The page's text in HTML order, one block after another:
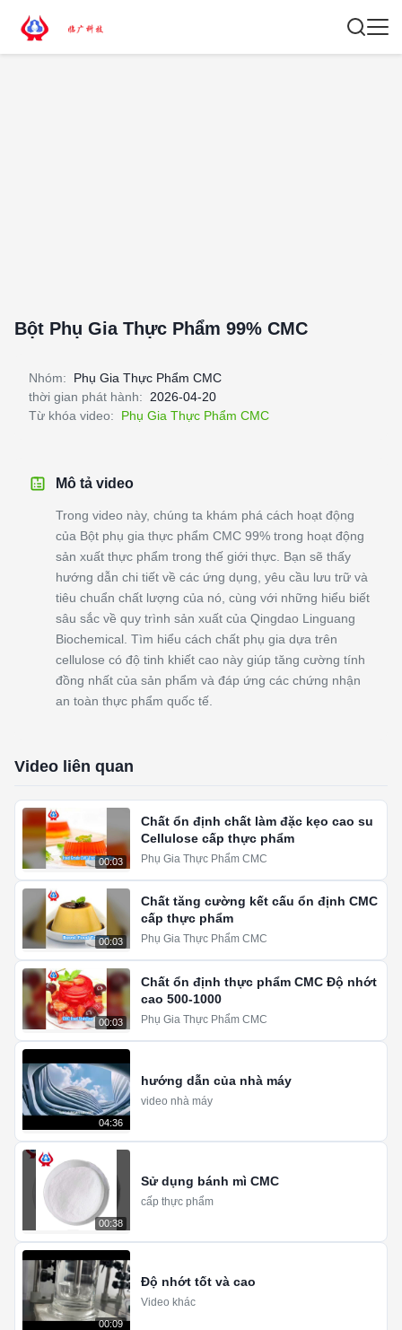
Bột Phụ Gia Thực Phẩm 99% CMC
Nhóm:
Phụ Gia Thực Phẩm CMC
thời gian phát hành:
2026-04-20
Từ khóa video:
Phụ Gia Thực Phẩm CMC
Mô tả video
Trong video này, chúng ta khám phá cách hoạt động
của Bột phụ gia thực phẩm CMC 99% trong hoạt động
sản xuất thực phẩm trong thế giới thực. Bạn sẽ thấy
hướng dẫn chi tiết về các ứng dụng, yêu cầu lưu trữ và
tiêu chuẩn chất lượng của nó, cùng với những hiểu biết
sâu sắc về quy trình sản xuất của Qingdao Linguang
Biochemical. Tìm hiểu cách chất phụ gia dựa trên
cellulose có độ tinh khiết cao này giúp tăng cường tính
đồng nhất của sản phẩm và đáp ứng các chứng nhận
an toàn thực phẩm quốc tế.
Video liên quan
00:03
Chất ổn định chất làm đặc kẹo cao su
Cellulose cấp thực phẩm
Phụ Gia Thực Phẩm CMC
00:03
Chất tăng cường kết cấu ổn định CMC
cấp thực phẩm
Phụ Gia Thực Phẩm CMC
00:03
Chất ổn định thực phẩm CMC Độ nhớt
cao 500-1000
Phụ Gia Thực Phẩm CMC
04:36
hướng dẫn của nhà máy
video nhà máy
00:38
Sử dụng bánh mì CMC
cấp thực phẩm
00:09
Độ nhớt tốt và cao
Video khác